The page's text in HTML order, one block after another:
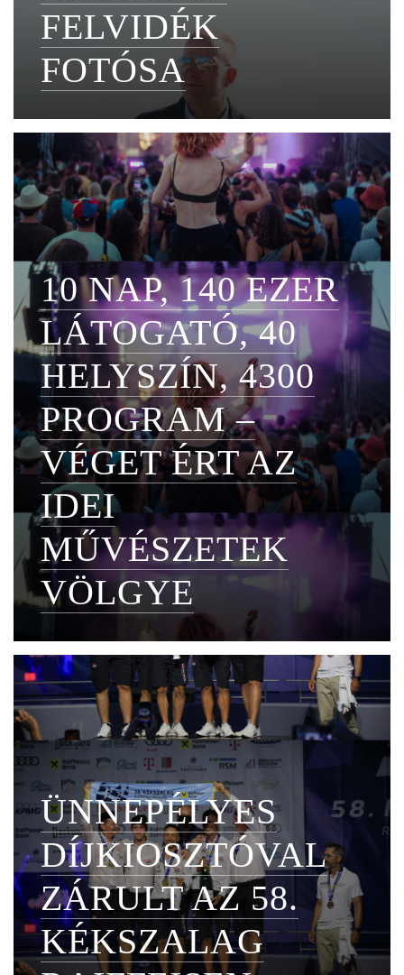
FELVIDÉK
FOTÓSA
10 NAP, 140 EZER
LÁTOGATÓ, 40
HELYSZÍN, 4300
PROGRAM –
VÉGET ÉRT AZ
IDEI
MŰVÉSZETEK
VÖLGYE
ÜNNEPÉLYES
DÍJKIOSZTÓVAL
ZÁRULT AZ 58.
KÉKSZALAG